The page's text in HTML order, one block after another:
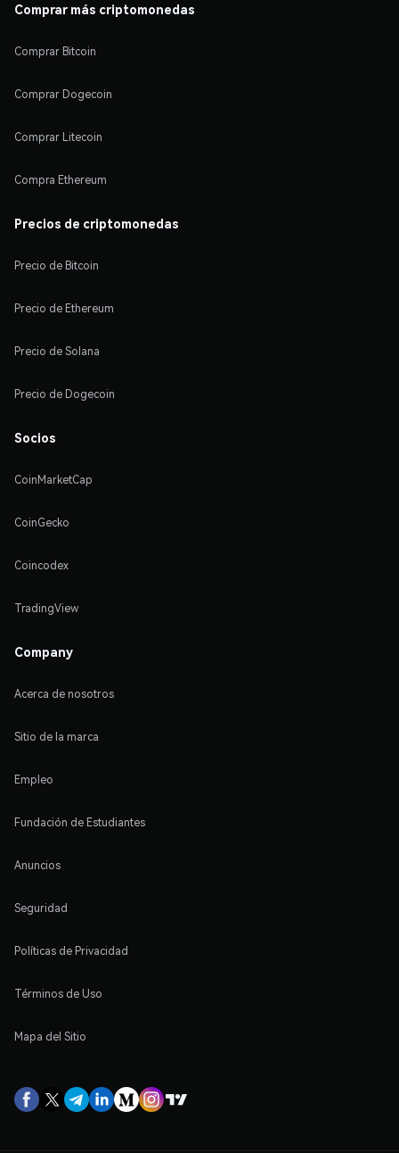
Comprar más criptomonedas
Comprar Bitcoin
Comprar Dogecoin
Comprar Litecoin
Compra Ethereum
Precios de criptomonedas
Precio de Bitcoin
Precio de Ethereum
Precio de Solana
Precio de Dogecoin
Socios
CoinMarketCap
CoinGecko
Coincodex
TradingView
Company
Acerca de nosotros
Sitio de la marca
Empleo
Fundación de Estudiantes
Anuncios
Seguridad
Políticas de Privacidad
Términos de Uso
Mapa del Sitio